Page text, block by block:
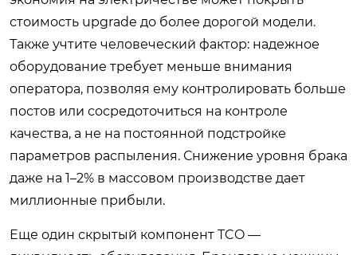
стоимость upgrade до более дорогой модели.
Также учтите человеческий фактор: надежное
оборудование требует меньше внимания
оператора, позволяя ему контролировать больше
постов или сосредоточиться на контроле
качества, а не на постоянной подстройке
параметров распыления. Снижение уровня брака
даже на 1–2% в массовом производстве дает
миллионные прибыли.
Еще один скрытый компонент TCO —